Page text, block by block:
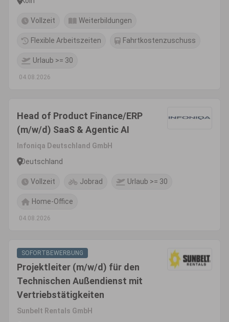
Vollzeit Weiterbildungen
Flexible Arbeitszeiten Fahrtkostenzuschuss
Urlaub >= 30
04.08.2026
Head of Product Finance/ERP
(m/w/d) SaaS & Agentic AI
Infoniqa Deutschland GmbH
Deutschland
Vollzeit Jobrad Urlaub >= 30
Home-Office
04.08.2026
SOFORTBEWERBUNG
Projektleiter (m/w/d) für den
Technischen Außendienst mit
Vertriebstätigkeiten
Sunbelt Rentals GmbH